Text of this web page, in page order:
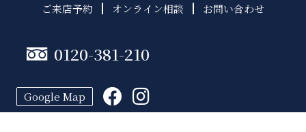
ご来店予約 オンライン相談 お問い合わせ
0120-381-210
Google Map